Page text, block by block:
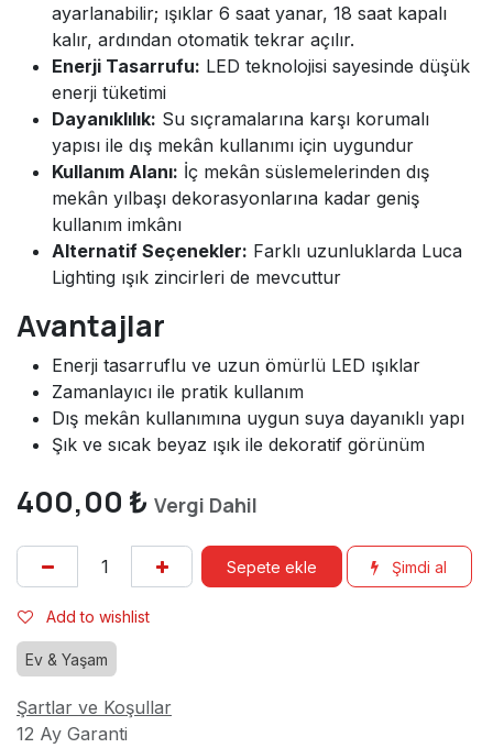
ayarlanabilir; ışıklar 6 saat yanar, 18 saat kapalı
kalır, ardından otomatik tekrar açılır.
Enerji Tasarrufu: LED teknolojisi sayesinde düşük
enerji tüketimi
Dayanıklılık: Su sıçramalarına karşı korumalı
yapısı ile dış mekân kullanımı için uygundur
Kullanım Alanı: İç mekân süslemelerinden dış
mekân yılbaşı dekorasyonlarına kadar geniş
kullanım imkânı
Alternatif Seçenekler: Farklı uzunluklarda Luca
Lighting ışık zincirleri de mevcuttur
Avantajlar
Enerji tasarruflu ve uzun ömürlü LED ışıklar
Zamanlayıcı ile pratik kullanım
Dış mekân kullanımına uygun suya dayanıklı yapı
Şık ve sıcak beyaz ışık ile dekoratif görünüm
400,00 ₺ Vergi Dahil
Sepete ekle Şimdi al
Add to wishlist
Ev & Yaşam
Şartlar ve Koşullar
12 Ay Garanti